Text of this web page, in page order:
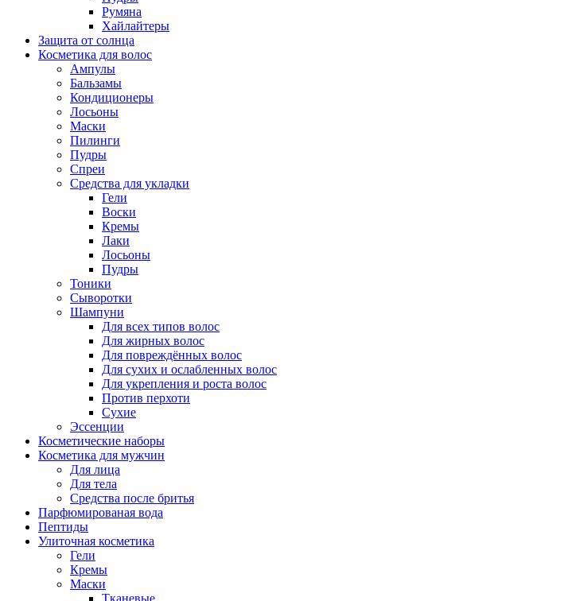
Румяна
Хайлайтеры
Защита от солнца
Косметика для волос
Ампулы
Бальзамы
Кондиционеры
Лосьоны
Маски
Пилинги
Пудры
Спреи
Средства для укладки
Гели
Воски
Кремы
Лаки
Лосьоны
Пудры
Тоники
Сыворотки
Шампуни
Для всех типов волос
Для жирных волос
Для повреждённых волос
Для сухих и ослабленных волос
Для укрепления и роста волос
Против перхоти
Сухие
Эссенции
Косметические наборы
Косметика для мужчин
Для лица
Для тела
Средства после бритья
Парфюмированая вода
Пептиды
Улиточная косметика
Гели
Кремы
Маски